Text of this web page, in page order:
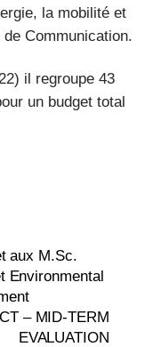
la mobilité et
de Communication.
il regroupe 43
un budget total
aux M.Sc.
Environmental
– MID-TERM
EVALUATION